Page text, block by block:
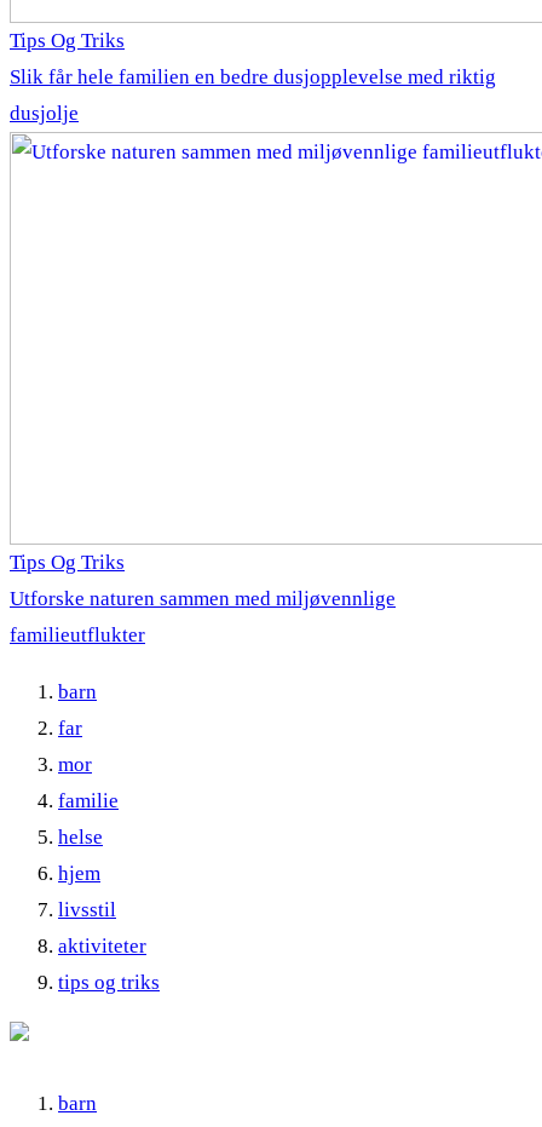
Tips Og Triks
Slik får hele familien en bedre dusjopplevelse med riktig
dusjolje
Tips Og Triks
Utforske naturen sammen med miljøvennlige
familieutflukter
barn
far
mor
familie
helse
hjem
livsstil
aktiviteter
tips og triks
barn